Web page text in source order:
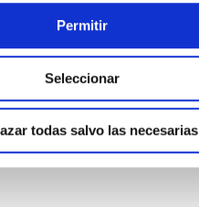
Permitir
Seleccionar
todas salvo las necesarias